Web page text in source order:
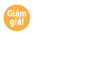
Giảm
giá!